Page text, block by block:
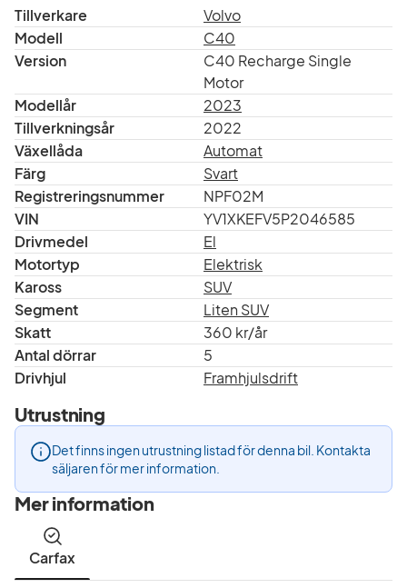
Tillverkare
Volvo
Modell
C40
Version
C40 Recharge Single
Motor
Modellår
2023
Tillverkningsår
2022
Växellåda
Automat
Färg
Svart
Registreringsnummer
NPF02M
VIN
YV1XKEFV5P2046585
Drivmedel
El
Motortyp
Elektrisk
Kaross
SUV
Segment
Liten SUV
Skatt
360 kr/år
Antal dörrar
5
Drivhjul
Framhjulsdrift
Utrustning
Det finns ingen utrustning listad för denna bil. Kontakta
säljaren för mer information.
Mer information
Carfax